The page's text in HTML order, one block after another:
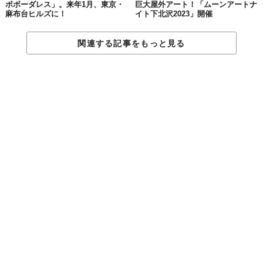
ボボーダレス」。来年1月、東京・
麻布台ヒルズに！
巨大屋外アート！「ムーンアートナ
イト下北沢2023」開催
関連する記事をもっと見る